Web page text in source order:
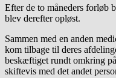
Efter de to måneders forløb
blev derefter opløst.
Sammen med en anden
kom tilbage til deres
beskæftiget rundt omkring
skiftevis med det andet